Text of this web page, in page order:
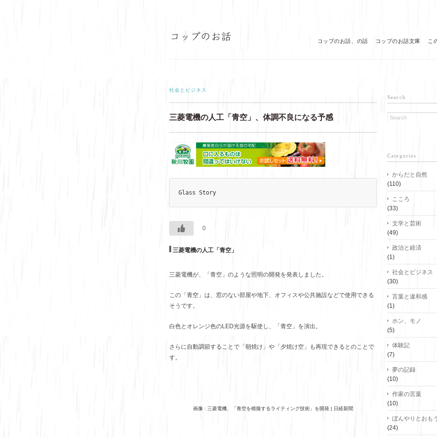
コップのお話、の話 コップのお話文庫 こ
社会とビジネス
三菱電機の人工「青空」、体調不良になる予感
Glass Story
0
三菱電機の人工「青空」
三菱電機が、「青空」のような照明の開発を発表しました。
この「青空」は、窓のない部屋や地下、オフィスや公共施設などで使用できる
そうです。
白色とオレンジ色のLED光源を駆使し、「青空」を演出。
さらに自動調節することで「朝焼け」や「夕焼け空」も再現できるとのことで
す。
画像 : 三菱電機、「青空を模擬するライティング技術」を開発 | 日経新聞
Search
Categories
からだと自然
(110)
こころ
(33)
文学と芸術
(49)
政治と経済
(1)
社会とビジネス
(30)
言葉と違和感
(1)
ホン、モノ
(5)
体験記
(7)
夢の記録
(10)
作家の言葉
(10)
ぼんやりとおも
(24)